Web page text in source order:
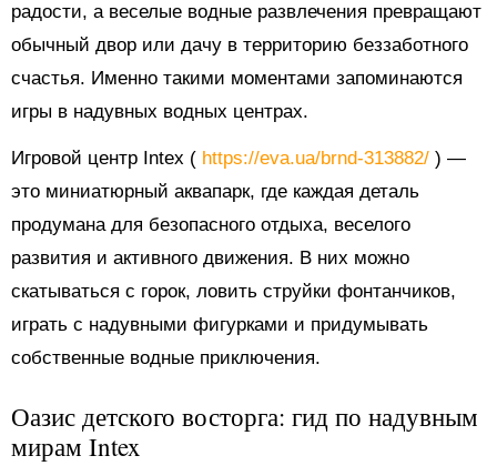
радости, а веселые водные развлечения превращают
обычный двор или дачу в территорию беззаботного
счастья. Именно такими моментами запоминаются
игры в надувных водных центрах.
Игровой центр Intex ( https://eva.ua/brnd-313882/ ) —
это миниатюрный аквапарк, где каждая деталь
продумана для безопасного отдыха, веселого
развития и активного движения. В них можно
скатываться с горок, ловить струйки фонтанчиков,
играть с надувными фигурками и придумывать
собственные водные приключения.
Оазис детского восторга: гид по надувным
мирам Intex